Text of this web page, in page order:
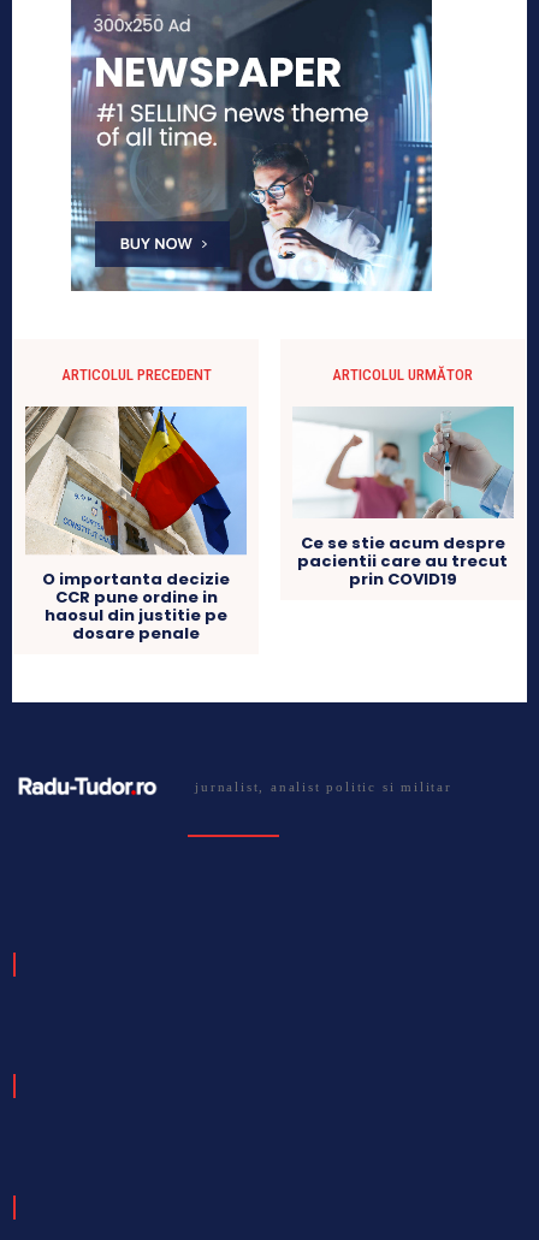
ARTICOLUL PRECEDENT
O importanta decizie
CCR pune ordine in
haosul din justitie pe
dosare penale
ARTICOLUL URMĂTOR
Ce se stie acum despre
pacientii care au trecut
prin COVID19
jurnalist, analist politic si militar